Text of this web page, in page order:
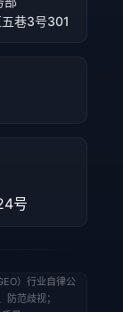
巷3号301
号
）行业自律公
范歧视；